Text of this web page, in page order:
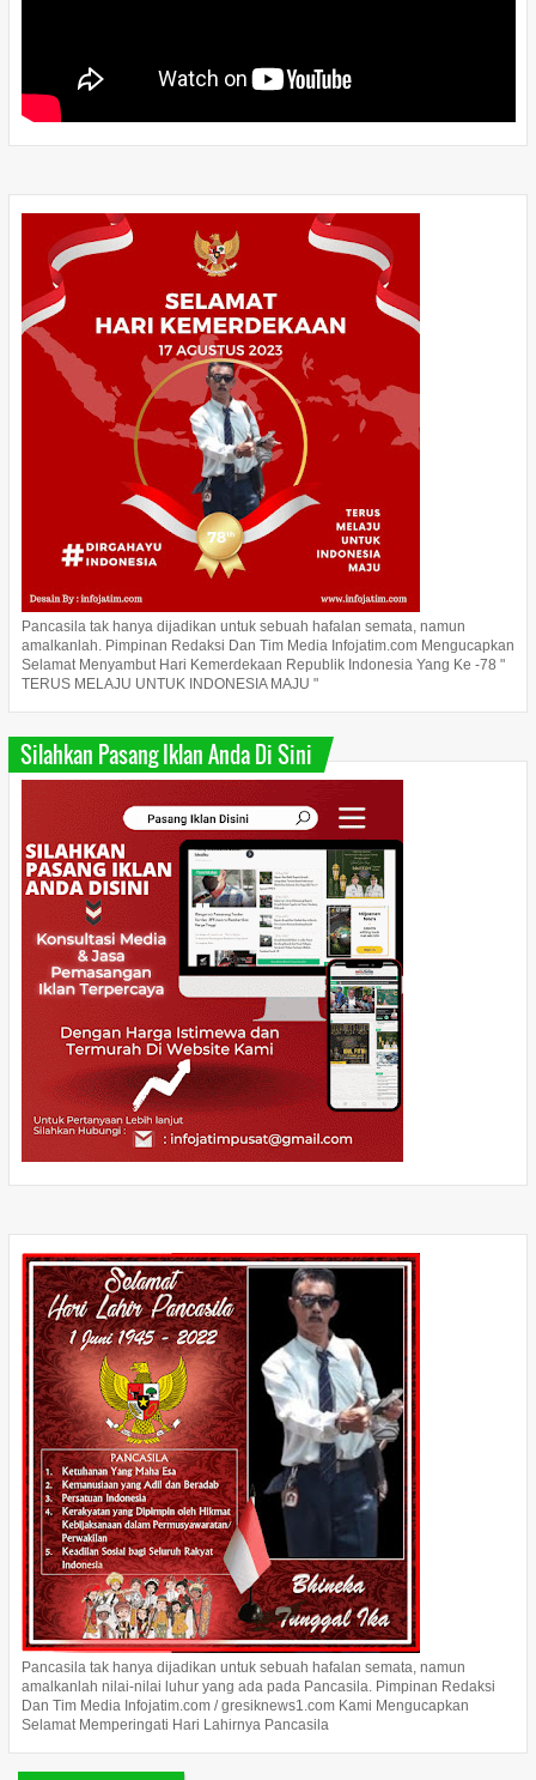
Pancasila tak hanya dijadikan untuk sebuah hafalan semata, namun
amalkanlah. Pimpinan Redaksi Dan Tim Media Infojatim.com Mengucapkan
Selamat Menyambut Hari Kemerdekaan Republik Indonesia Yang Ke -78 "
TERUS MELAJU UNTUK INDONESIA MAJU "
Silahkan Pasang Iklan Anda Di Sini
Pancasila tak hanya dijadikan untuk sebuah hafalan semata, namun
amalkanlah nilai-nilai luhur yang ada pada Pancasila. Pimpinan Redaksi
Dan Tim Media Infojatim.com / gresiknews1.com Kami Mengucapkan
Selamat Memperingati Hari Lahirnya Pancasila